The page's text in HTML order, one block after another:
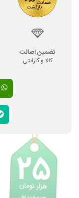
تضمین اصالت
کالا و گارانتی